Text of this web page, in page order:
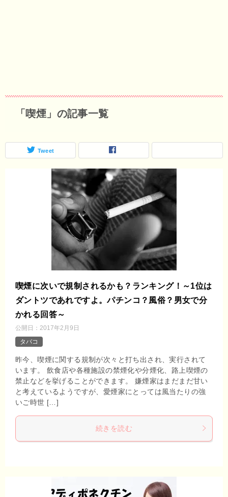
「喫煙」の記事一覧
Tweet
喫煙に次いで規制されるかも？ランキング！～1位は
ダントツであれですよ。パチンコ？風俗？男女で分
かれる回答～
公開日： 2017年2月9日
タバコ
昨今、喫煙に関する規制が次々と打ち出され、実行されて
います。 飲食店や各種施設の禁煙化や分煙化、路上喫煙の
禁止などを挙げることができます。 嫌煙家はまだまだ甘い
と考えているようですが、愛煙家にとっては風当たりの強
いご時世 […]
続きを読む